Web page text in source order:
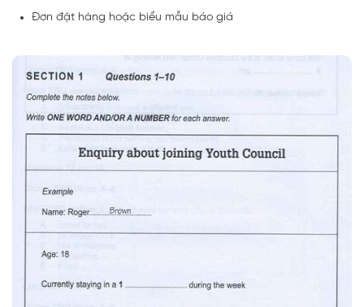
Đơn đặt hàng hoặc biểu mẫu báo giá